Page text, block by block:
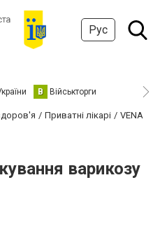
Рус
В Військторги
Приватні лікарі
VENA
варикозу